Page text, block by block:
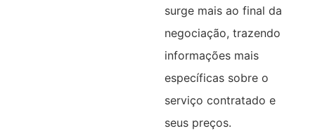
surge mais ao final da
negociação, trazendo
informações mais
específicas sobre o
serviço contratado e
seus preços.